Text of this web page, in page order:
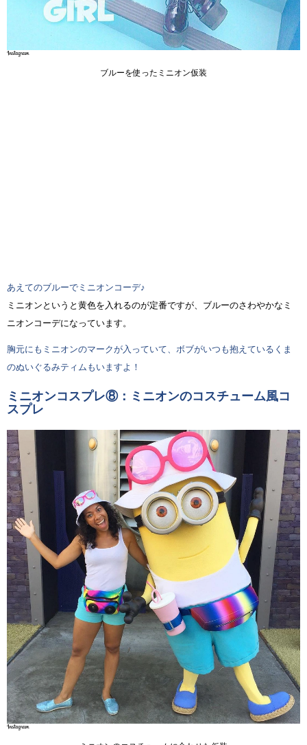
ブルーを使ったミニオン仮装
あえてのブルーでミニオンコーデ♪
ミニオンというと黄色を入れるのが定番ですが、ブルーのさわやかなミ
ニオンコーデになっています。
胸元にもミニオンのマークが入っていて、ボブがいつも抱えているくま
のぬいぐるみティムもいますよ！
ミニオンコスプレ⑧：ミニオンのコスチューム風コ
スプレ